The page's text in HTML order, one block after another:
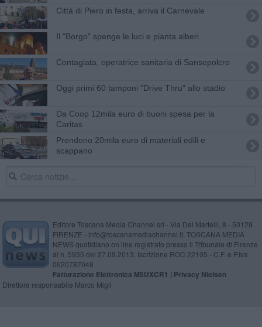
Città di Piero in festa, arriva il Carnevale
Il "Borgo" spenge le luci e pianta alberi
Contagiata, operatrice sanitaria di Sansepolcro
Oggi primi 60 tamponi "Drive Thru" allo stadio
Da Coop 12mila euro di buoni spesa per la
Caritas
Prendono 20mila euro di materiali edili e
scappano
Editore Toscana Media Channel srl - Via Dei Martelli, 8 - 50129
FIRENZE - info@toscanamediachannel.it. TOSCANA MEDIA
NEWS quotidiano on line registrato presso il Tribunale di Firenze
al n. 5935 del 27.09.2013. Iscrizione ROC 22105 - C.F. e P.Iva
0620787048
Fatturazione Elettronica M5UXCR1 | Privacy Nielsen
Direttore responsabile Marco Migli